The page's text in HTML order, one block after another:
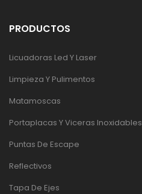
PRODUCTOS
Licuadoras Led Y Laser
Limpieza Y Pulimentos
Matamoscas
Portaplacas Y Viceras Inoxidables
Puntas De Escape
Reflectivos
Tapa De Ejes